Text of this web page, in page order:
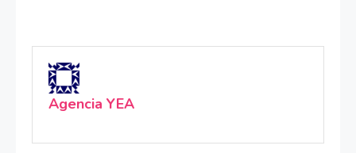
Agencia YEA